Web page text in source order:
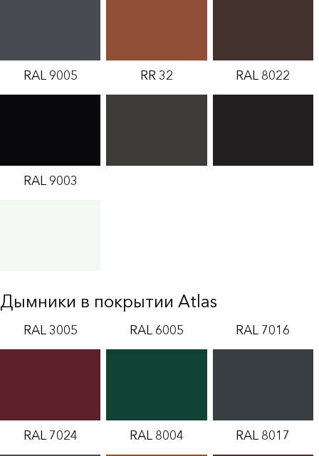
RAL 9005 RR 32 RAL 8022
RAL 9003
Дымники в покрытии Atlas
RAL 3005 RAL 6005 RAL 7016
RAL 7024 RAL 8004 RAL 8017